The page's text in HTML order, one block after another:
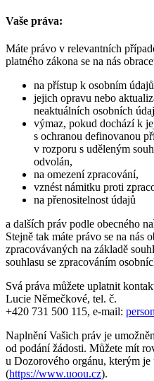
Vaše práva:
Máte právo v relevantních
platného zákona se na nás
na přístup k osobním
jejich opravu nebo
neaktuálních osobních
výmaz, pokud dochází k
s ochranou definovanou
v rozporu s uděleným
odvolán,
na omezení zpracování,
vznést námitku proti
na přenositelnost údajů
a dalších práv podle obecného
Stejně tak máte právo se na nás
zpracovávaných na základě
souhlasu se zpracováním
Svá práva můžete uplatnit
Lucie Němečkové, tel. č.
+420 731 500 115, e-mail:
Naplnění Vašich práv je
od podání žádosti. Můžete mít
u Dozorového orgánu, kterým je
(https://www.uoou.cz).